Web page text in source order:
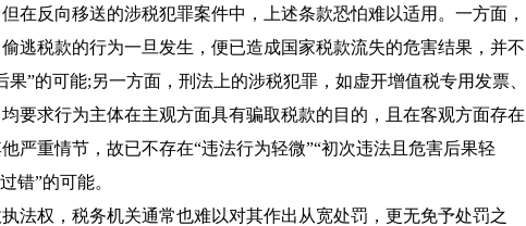
在反向移送的涉税犯罪案件中，上述条款恐怕难以适用。一方面，
逃税款的行为一旦发生，便已造成国家税款流失的危害结果，并不
”的可能;另一方面，刑法上的涉税犯罪，如虚开增值税专用发票、
要求行为主体在主观方面具有骗取税款的目的，且在客观方面存在
严重情节，故已不存在“违法行为轻微”“初次违法且危害后果轻
错”的可能。
权，税务机关通常也难以对其作出从宽处罚，更无免予处罚之